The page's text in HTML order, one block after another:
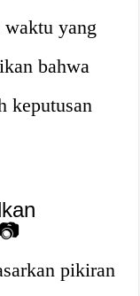
waktu yang
bahwa
keputusan
pikiran